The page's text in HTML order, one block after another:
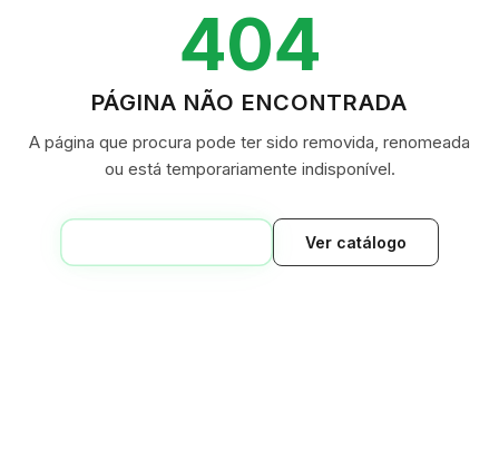
404
PÁGINA NÃO ENCONTRADA
A página que procura pode ter sido removida, renomeada
ou está temporariamente indisponível.
Ver catálogo